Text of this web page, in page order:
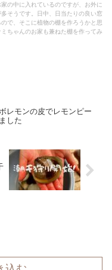
の中に入れているのですが、お外に
そうです。日中、日当たりの良い窓
で、そこに植物の棚を作ろうかと思
ちゃんのお家も兼ねた棚を作ってみ
レモンの皮でレモンピー
した